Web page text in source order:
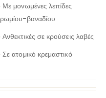
Με μονωμένες λεπίδες
βαναδίου
Ανθεκτικές σε κρούσεις λαβές
Σε ατομικό κρεμαστικό